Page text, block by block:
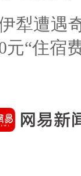
犁遭遇
元“住宿